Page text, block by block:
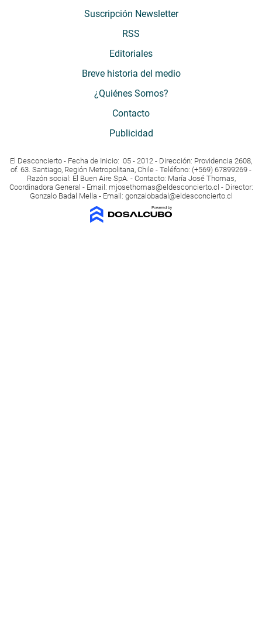
Suscripción Newsletter
RSS
Editoriales
Breve historia del medio
¿Quiénes Somos?
Contacto
Publicidad
El Desconcierto - Fecha de Inicio: 05 - 2012 - Dirección: Providencia 2608,
of. 63. Santiago, Región Metropolitana, Chile - Teléfono: (+569) 67899269 -
Razón social: El Buen Aire SpA. - Contacto: María José Thomas,
Coordinadora General - Email: mjosethomas@eldesconcierto.cl - Director:
Gonzalo Badal Mella - Email: gonzalobadal@eldesconcierto.cl